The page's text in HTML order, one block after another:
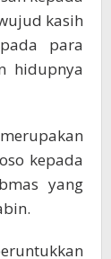
kasih
para
hidupnya
kepada
yang